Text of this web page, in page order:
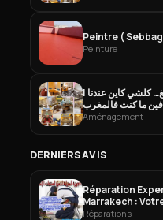
Peinture
كلشي كاين عندنا !
فين ما كنت فالمغرب
Aménagement
DERNIERS AVIS
Réparation
Marrakech :
Réparations